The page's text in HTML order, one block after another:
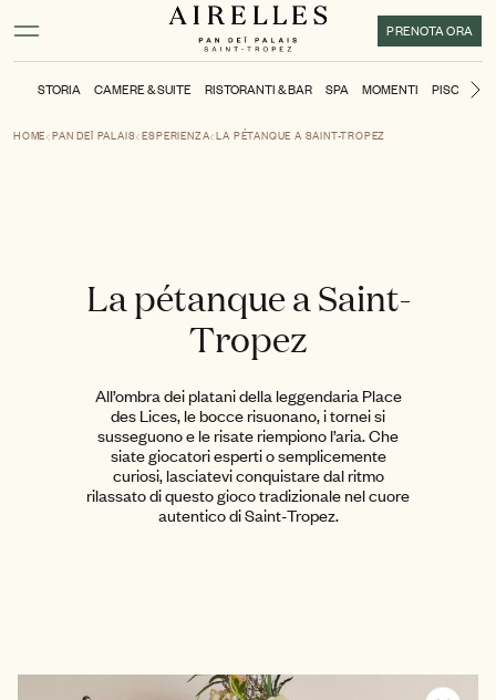
Attivare la modalità ad alto contrasto
PRENOTA ORA
STORIA CAMERE & SUITE RISTORANTI & BAR SPA MOMENTI PISCINA &
HOME PAN DEÏ PALAIS ESPERIENZA LA PÉTANQUE A SAINT-TROPEZ
La pétanque a Saint-
Tropez
All’ombra dei platani della leggendaria Place
des Lices, le bocce risuonano, i tornei si
susseguono e le risate riempiono l’aria. Che
siate giocatori esperti o semplicemente
curiosi, lasciatevi conquistare dal ritmo
rilassato di questo gioco tradizionale nel cuore
autentico di Saint-Tropez.